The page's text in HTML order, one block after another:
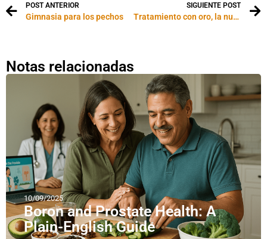
POST ANTERIOR
Gimnasia para los pechos
SIGUIENTE POST
Tratamiento con oro, la nueva fuente de la juventud
Notas relacionadas
10/09/2025
Boron and Prostate Health: A
Plain-English Guide